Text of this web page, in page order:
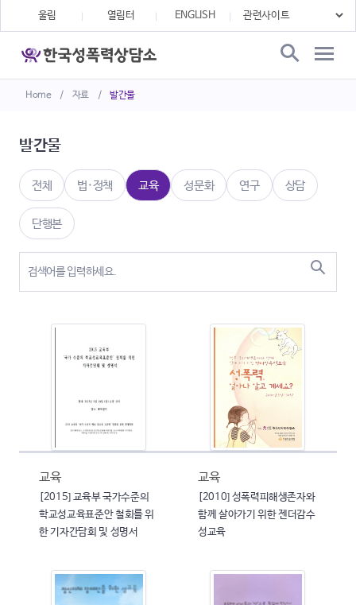
Home / 자료 / 발간물
울림 열림터 ENGLISH
발간물
전체 법·정책 교육 성문화 연구 상담
단행본
교육
[2015] 교육부 국가수준의
학교성교육표준안 철회를 위
한 기자간담회 및 성명서
교육
[2010] 성폭력피해생존자와
함께 살아가기 위한 젠더감수
성교육